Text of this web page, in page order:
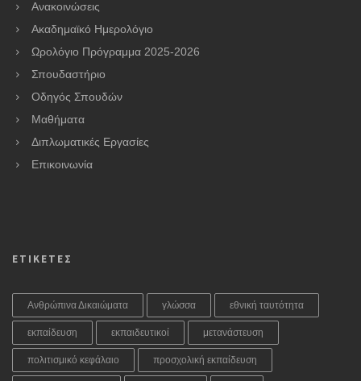
Ανακοινώσεις
Ακαδημαϊκό Ημερολόγιο
Ωρολόγιο Πρόγραμμα 2025-2026
Σπουδαστήριο
Οδηγός Σπουδών
Μαθήματα
Διπλωματικές Εργασίες
Επικοινωνία
ΕΤΙΚΕΤΕΣ
Ανθρώπινα Δικαιώματα γλώσσα εθνική ταυτότητα
εκπαίδευση εκπαιδευτικοί μετανάστευση
πολιτισμικό κεφάλαιο προσχολική εκπαίδευση